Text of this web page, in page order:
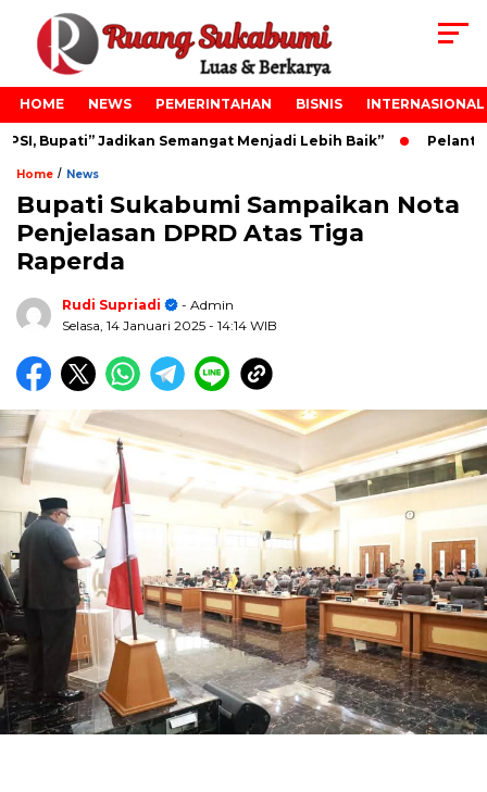
HOME NEWS PEMERINTAHAN BISNIS INTERNASIONAL
Bupati” Jadikan Semangat Menjadi Lebih Baik” Pelantikan
Home / News
Bupati Sukabumi Sampaikan Nota
Penjelasan DPRD Atas Tiga
Raperda
Rudi Supriadi
- Admin
Selasa, 14 Januari 2025 - 14:14 WIB